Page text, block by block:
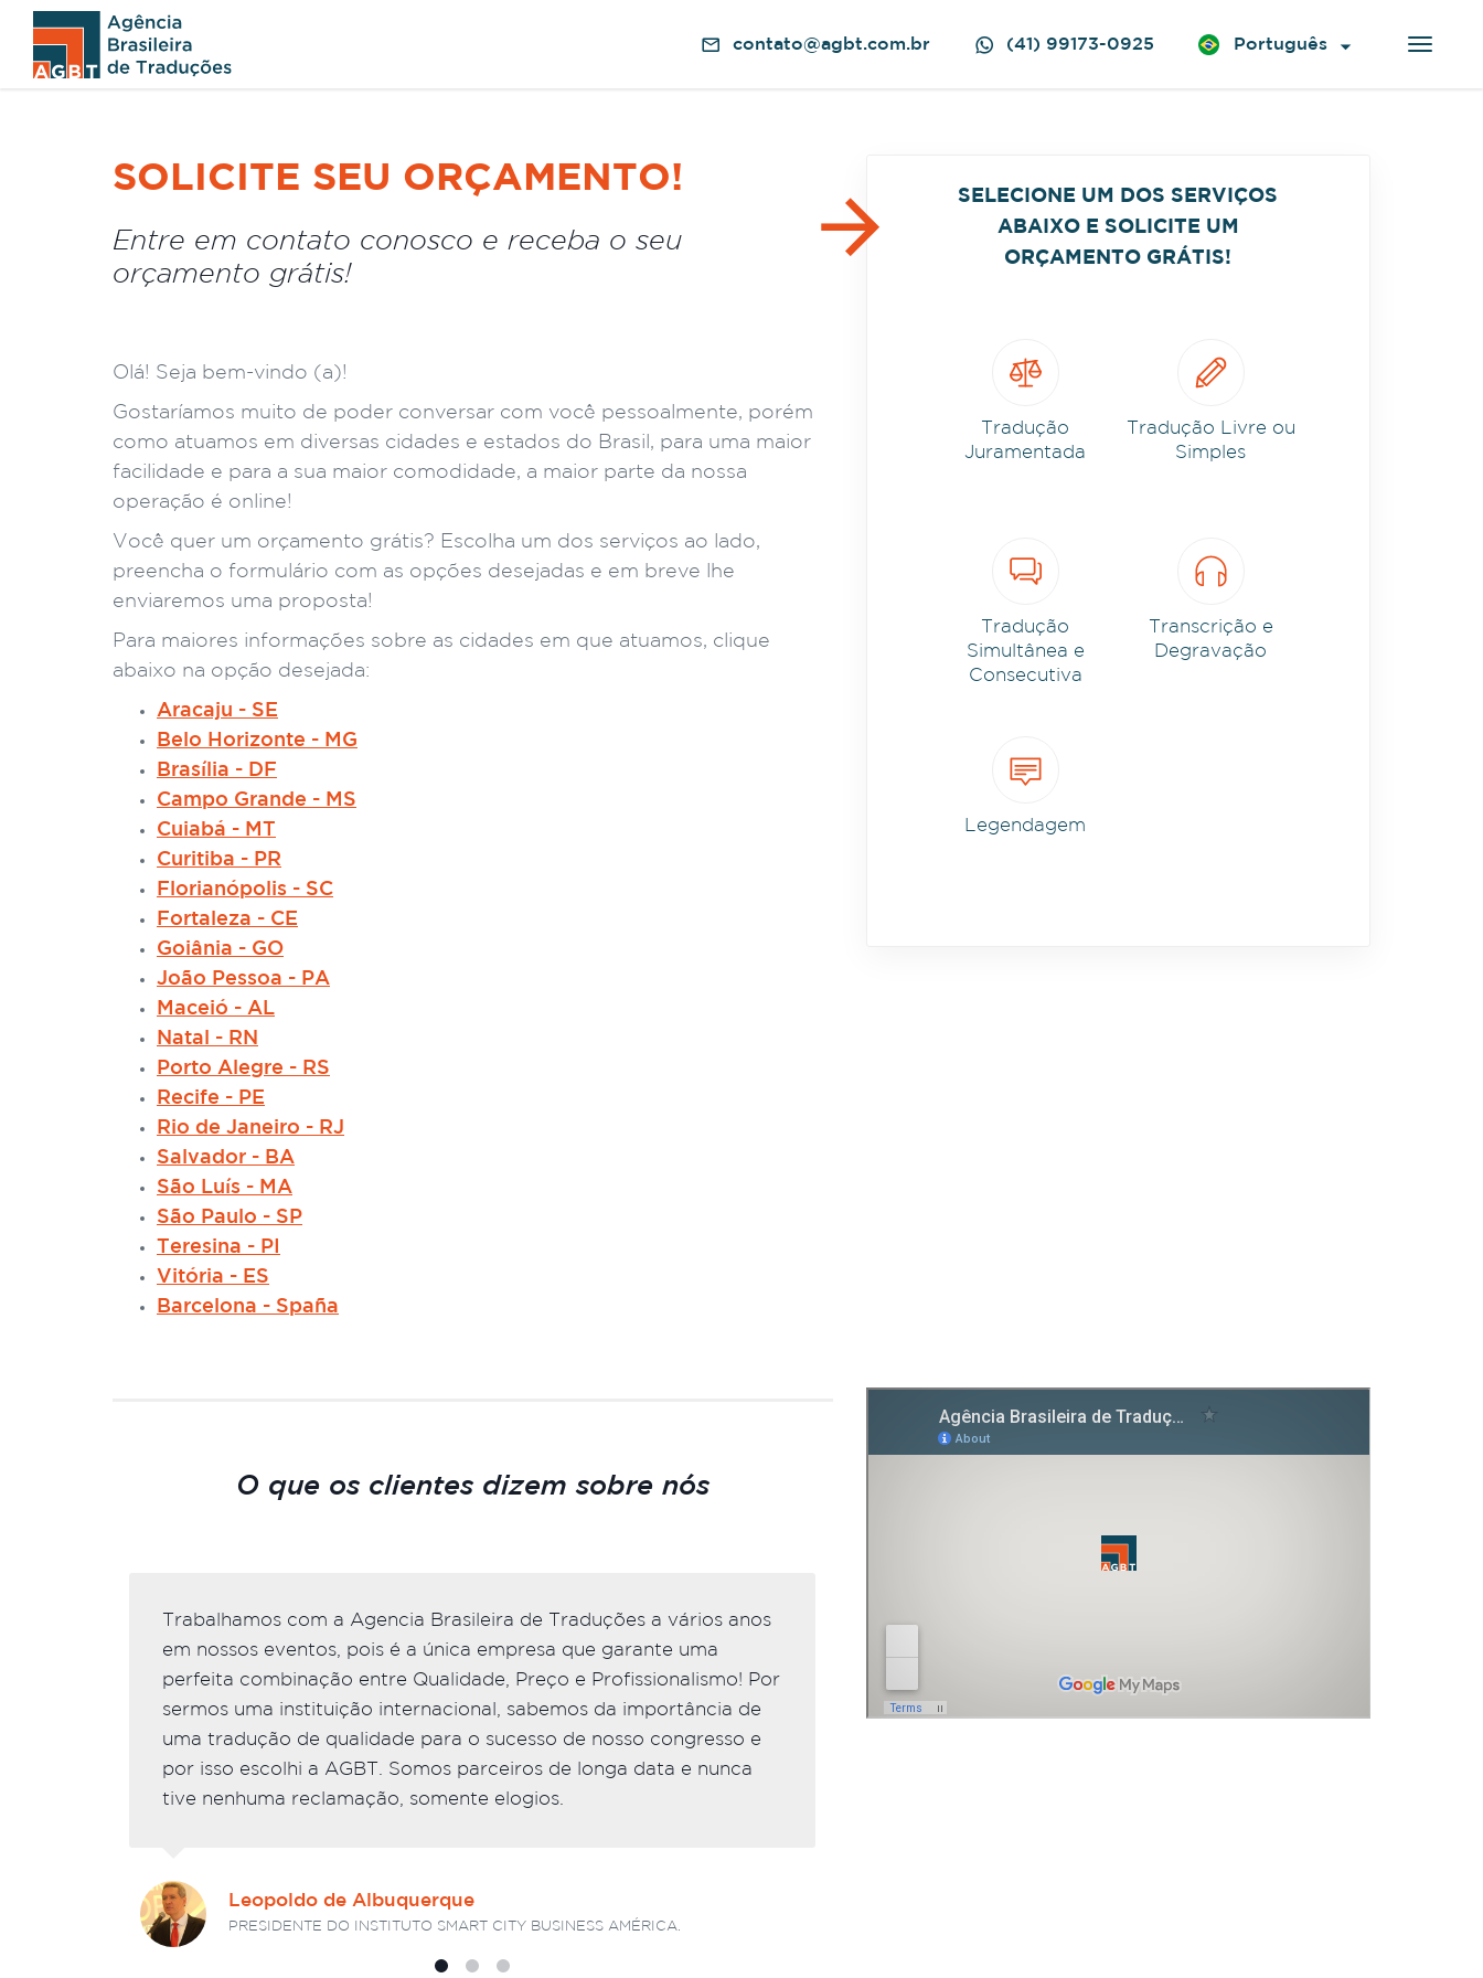
contato@agbt.com.br (41) 99173-0925 Português
SOLICITE SEU ORÇAMENTO!
Entre em contato conosco e receba o seu
orçamento grátis!
SELECIONE UM DOS SERVIÇOS
ABAIXO E SOLICITE UM
ORÇAMENTO GRÁTIS!
Tradução
Juramentada
Tradução Livre ou
Simples
Tradução
Simultânea e
Consecutiva
Transcrição e
Degravação
Legendagem
Olá! Seja bem-vindo (a)!
Gostaríamos muito de poder conversar com você pessoalmente, porém
como atuamos em diversas cidades e estados do Brasil, para uma maior
facilidade e para a sua maior comodidade, a maior parte da nossa
operação é online!
Você quer um orçamento grátis? Escolha um dos serviços ao lado,
preencha o formulário com as opções desejadas e em breve lhe
enviaremos uma proposta!
Para maiores informações sobre as cidades em que atuamos, clique
abaixo na opção desejada:
Aracaju - SE
Belo Horizonte - MG
Brasília - DF
Campo Grande - MS
Cuiabá - MT
Curitiba - PR
Florianópolis - SC
Fortaleza - CE
Goiânia - GO
João Pessoa - PA
Maceió - AL
Natal - RN
Porto Alegre - RS
Recife - PE
Rio de Janeiro - RJ
Salvador - BA
São Luís - MA
São Paulo - SP
Teresina - PI
Vitória - ES
Barcelona - Spaña
O que os clientes dizem sobre nós
Trabalhamos com a Agencia Brasileira de Traduções a vários anos
em nossos eventos, pois é a única empresa que garante uma
perfeita combinação entre Qualidade, Preço e Profissionalismo! Por
sermos uma instituição internacional, sabemos da importância de
uma tradução de qualidade para o sucesso de nosso congresso e
por isso escolhi a AGBT. Somos parceiros de longa data e nunca
tive nenhuma reclamação, somente elogios.
Leopoldo de Albuquerque
PRESIDENTE DO INSTITUTO SMART CITY BUSINESS AMÉRICA.
Não somente negociamos preços competitivos, mas também
muito flexíveis com mudanças de última hora em alguns dos
arquivos finais que enviamos. Foi ótimo lidar com a equipe da